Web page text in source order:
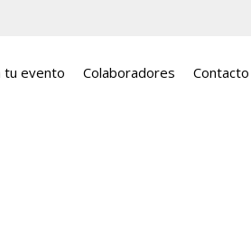
tu evento Colaboradores Contacto